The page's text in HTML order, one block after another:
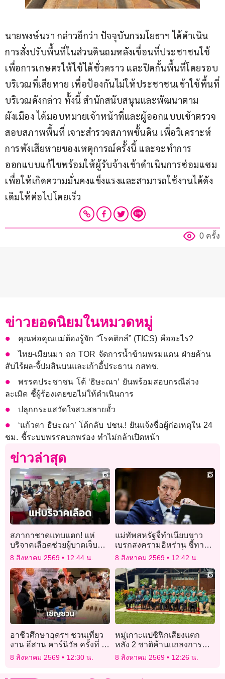
นายพงษ์นรา กล่าวอีกว่า ปัจจุบันกรมโยธาฯ ได้ดำเนิน
การสั่งปรับพื้นที่ในส่วนดินถมหลังเขื่อนที่ประชาชนใช้
เพื่อการเกษตรให้ใช้ได้ชั่วคราว และปิดกั้นพื้นที่โดยรอบ
บริเวณที่เสียหาย เพื่อป้องกันไม่ให้ประชาชนเข้าใช้พื้นที่
บริเวณดังกล่าว ทั้งนี้ สำนักสนับสนุนและพัฒนาตาม
ผังเมือง ได้มอบหมายเจ้าหน้าที่และผู้ออกแบบเข้าตรวจ
สอบสภาพพื้นที่ เจาะสำรวจสภาพชั้นดิน เพื่อวิเคราะห์
การพังเสียหายของเหตุการณ์ครั้งนี้ และจะทำการ
ออกแบบแก้ไขพร้อมให้ผู้รับจ้างเข้าดำเนินการซ่อมแซม
เพื่อให้เกิดความมั่นคงแข็งแรงและสามารถใช้งานได้ดัง
เดิมให้ต่อไปโดยเร็ว
0 ครั้ง
ข่าวยอดนิยมในหมวดหมู่
คุณพ่อคุณแม่ต้องรู้จัก “โรคติกส์” (TICS) คืออะไร?
ไทย-เมียนมา ถก TOR จัดการน้ำข้ามพรมแดน ฝ่ายค้าน
สับไร้ผล-จี้ปมสินบนและเก้าอี้ประธาน กสทช.
พรรคประชาชน โต้ ‘ธิษะณา’ ยันพร้อมสอบกรณีล่วง
ละเมิด ชี้ผู้ร้องเคยขอไม่ให้ดำเนินการ
ปลุกกระแสวัดใจสว.สลายฮั้ว
‘แก้วตา ธิษะณา’ โต้กลับ ปชน.! ยันแจ้งชื่อผู้ก่อเหตุใน 24
ชม. ชี้ระบบพรรคบกพร่อง ทำไม่กล้าเปิดหน้า
ข่าวล่าสุด
สภากาชาดแทบแตก! แห่
บริจาคเลือดช่วยผู้บาดเจ็บ
จากเหตุกราดยิงในโรงเรียน
8 สิงหาคม 2569 12:44 น.
แม่ทัพสหรัฐจี้ทำเนียบขาว
เบรกสงครามอิหร่าน ชี้ทาง
เลือกทหารจำกัด–เสี่ยง
8 สิงหาคม 2569 12:42 น.
อาชีวศึกษาอุดรฯ ชวนเที่ยว
งาน อีสาน คาร์นิวัล ครั้งที่ 2
“ชิม ช้อป ใช้”
8 สิงหาคม 2569 12:30 น.
หมู่เกาะแปซิฟิกเสียงแตก
หลัง 2 ชาติค้านแถลงการณ์
ตอบโต้การทดสอบขีปนาวุธ
8 สิงหาคม 2569 12:26 น.